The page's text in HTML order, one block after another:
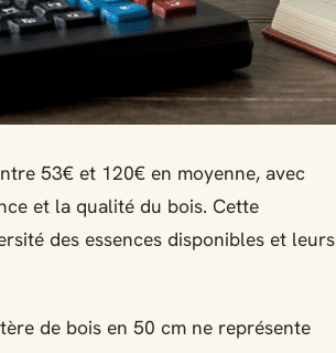
53€ et 120€ en moyenne, avec
et la qualité du bois. Cette
des essences disponibles et leurs
de bois en 50 cm ne représente